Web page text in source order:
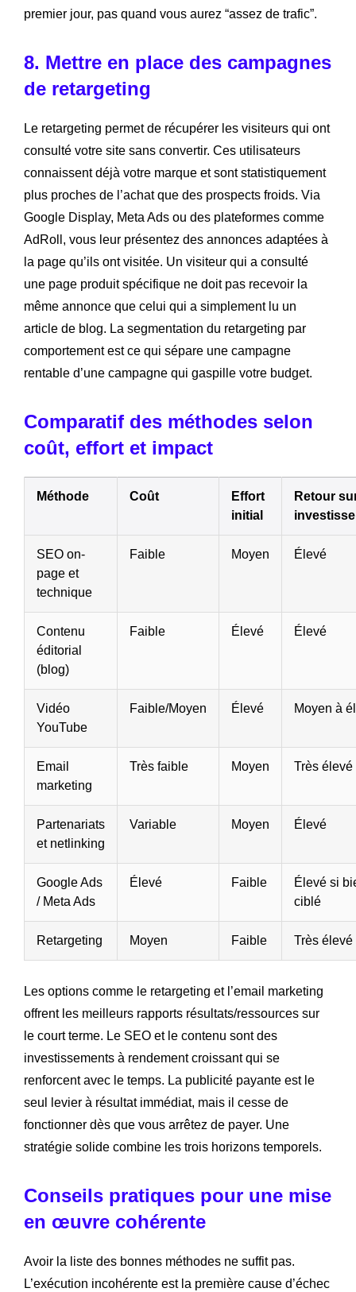
premier jour, pas quand vous aurez “assez de trafic”.
8. Mettre en place des campagnes
de retargeting
Le retargeting permet de récupérer les visiteurs qui ont
consulté votre site sans convertir. Ces utilisateurs
connaissent déjà votre marque et sont statistiquement
plus proches de l’achat que des prospects froids. Via
Google Display, Meta Ads ou des plateformes comme
AdRoll, vous leur présentez des annonces adaptées à
la page qu’ils ont visitée. Un visiteur qui a consulté
une page produit spécifique ne doit pas recevoir la
même annonce que celui qui a simplement lu un
article de blog. La segmentation du retargeting par
comportement est ce qui sépare une campagne
rentable d’une campagne qui gaspille votre budget.
Comparatif des méthodes selon
coût, effort et impact
Méthode Coût
Effort
initial
Retour
SEO on-
page et
technique
Faible Moyen Élevé
Contenu
éditorial
(blog)
Faible Élevé Élevé
Vidéo
YouTube
Faible/Moyen Élevé Moyen à
Email
marketing
Très faible Moyen Très élevé
Partenariats
et netlinking
Variable Moyen Élevé
Google Ads
/ Meta Ads
Élevé Faible
Élevé si
ciblé
Retargeting Moyen Faible Très élevé
Les options comme le retargeting et l’email marketing
offrent les meilleurs rapports résultats/ressources sur
le court terme. Le SEO et le contenu sont des
investissements à rendement croissant qui se
renforcent avec le temps. La publicité payante est le
seul levier à résultat immédiat, mais il cesse de
fonctionner dès que vous arrêtez de payer. Une
stratégie solide combine les trois horizons temporels.
Conseils pratiques pour une mise
en œuvre cohérente
Avoir la liste des bonnes méthodes ne suffit pas.
L’exécution incohérente est la première cause d’échec